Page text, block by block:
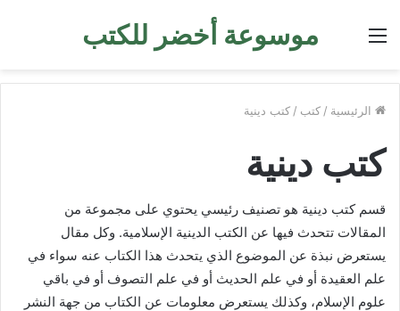
موسوعة أخضر للكتب القائمة
الرئيسية / كتب / كتب دينية
كتب دينية
قسم كتب دينية هو تصنيف رئيسي يحتوي على مجموعة من
المقالات تتحدث فيها عن الكتب الدينية الإسلامية. وكل مقال
يستعرض نبذة عن الموضوع الذي يتحدث هذا الكتاب عنه سواء في
علم العقيدة أو في علم الحديث أو في علم التصوف أو في باقي
علوم الإسلام، وكذلك يستعرض معلومات عن الكتاب من جهة النشر